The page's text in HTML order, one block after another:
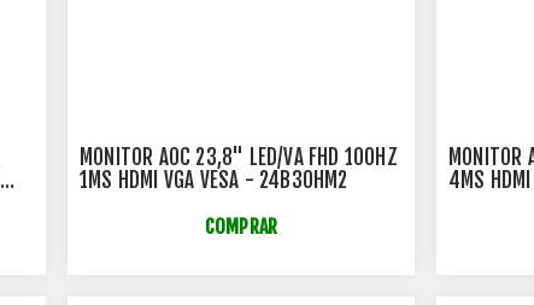
MONITOR AOC 23,8" LED/VA FHD 100HZ
1MS HDMI VGA VESA - 24B30HM2
COMPRAR
MONITOR
4MS HDMI